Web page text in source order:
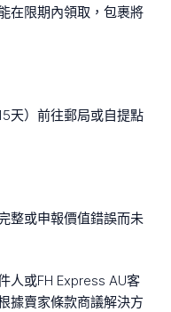
在限期內領取，包裹將
天）前往郵局或自提點
整或申報價值錯誤而未
人或FH Express AU客
據賣家條款商議解決方